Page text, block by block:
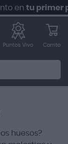
tu primer
Puntos Vivo Carrito
huesos?